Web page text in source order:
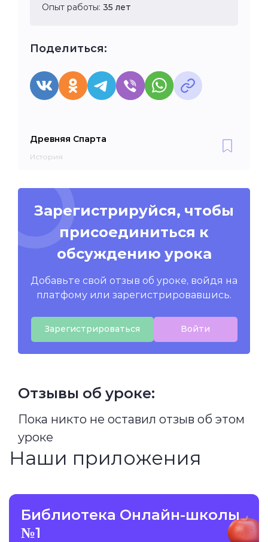
Опыт работы: 35 лет
Поделиться:
Древняя Спарта
История
Зарегистрируйся, чтобы
присоединиться к
обсуждению урока
Добавьте свой отзыв об уроке, войдя на
платфому или зарегистрировавшись.
Зарегистрироваться Войти
Отзывы об уроке:
Пока никто не оставил отзыв об этом
уроке
Наши приложения
Библиотека Онлайн-школы
№1